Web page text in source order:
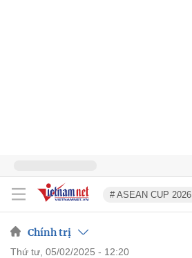
# ASEAN CUP 2026
Chính trị
thứ tư, 05/02/2025 - 12:20